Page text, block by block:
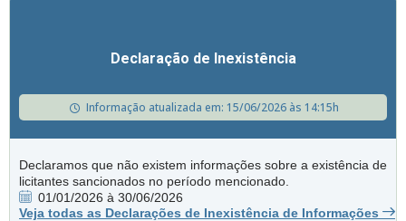
Exportação de Dados
Ano
Declaração de Inexistência
Informação atualizada em: 15/06/2026 às 14:15h
Declaramos que não existem informações sobre a existência de
licitantes sancionados no período mencionado.
01/01/2026 à 30/06/2026
Veja todas as Declarações de Inexistência de Informações